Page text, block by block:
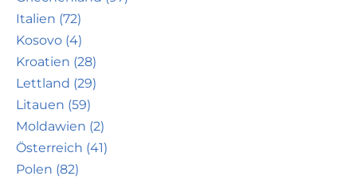
Italien (72)
Kosovo (4)
Kroatien (28)
Lettland (29)
Litauen (59)
Moldawien (2)
Österreich (41)
Polen (82)